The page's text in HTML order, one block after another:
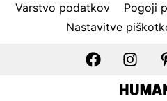
Varstvo podatkov
Pogoji
Nastavitve